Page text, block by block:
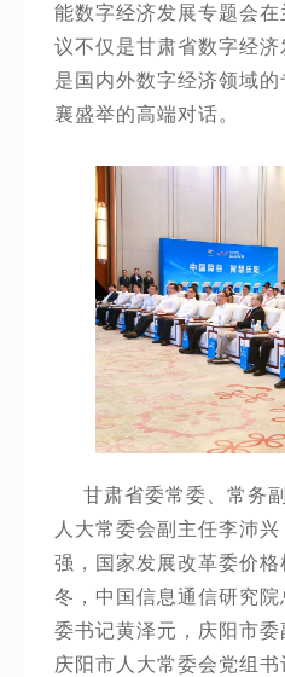
能数字经济发展专题会
议不仅是甘肃省数字经
是国内外数字经济领域
襄盛举的高端对话。
甘肃省委常委、常务
人大常委会副主任李沛
强，国家发展改革委价
冬，中国信息通信研究
委书记黄泽元，庆阳市委
庆阳市人大常委会党组